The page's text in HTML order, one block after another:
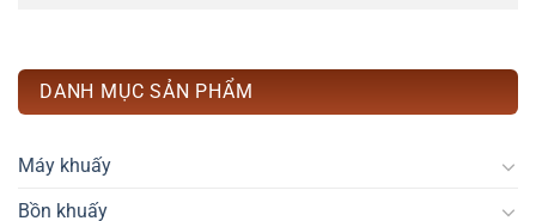
DANH MỤC SẢN PHẨM
Máy khuấy
Bồn khuấy